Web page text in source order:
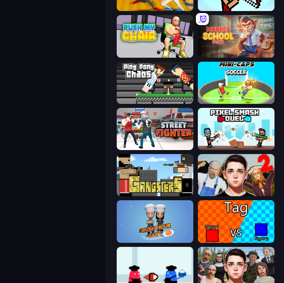
Funny Ragdoll Wrestlers Stick Archers Battle
Push My Chair Monkey School Prank
Ping Pong Chaos Mini-Caps: Soccer
Street Fighter Simulator Pixel Smash Duel
Gangsters Schoolboy Escape 2
Rush Hour Cafe 2 Player Tag